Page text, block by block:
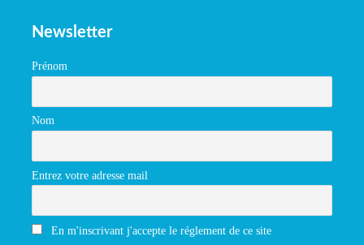
Newsletter
Prénom
Nom
Entrez votre adresse mail
En m'inscrivant j'accepte le réglement de ce site